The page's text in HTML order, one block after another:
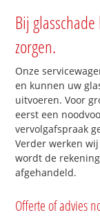
Bij
zorgen.
Onze
en kunnen uw
uitvoeren. Voor
eerst een
vervolgafspraak
Verder werken
wordt de
afgehandeld.
Offerte of advies